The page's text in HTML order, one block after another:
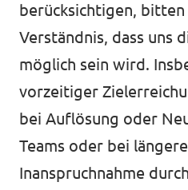
berücksichtigen,
Verständnis, dass uns
möglich sein wird.
vorzeitiger
bei Auflösung oder
Teams oder bei
Inanspruchnahme